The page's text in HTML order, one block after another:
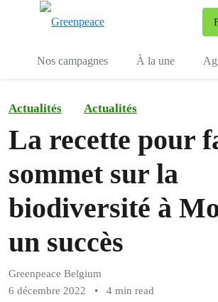
Nos campagnes À la une
Actualités Actualités
La recette pour
sommet sur la
biodiversité à
un succès
Greenpeace Belgium
6 décembre 2022
• 4 min read